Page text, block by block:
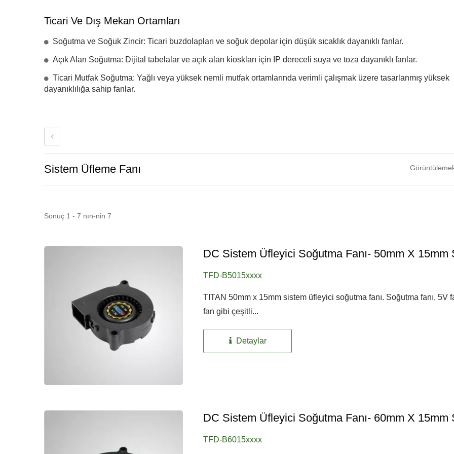
Ticari Ve Dış Mekan Ortamları
Soğutma ve Soğuk Zincir: Ticari buzdolapları ve soğuk depolar için düşük sıcaklık dayanıklı fanlar.
Açık Alan Soğutma: Dijital tabelalar ve açık alan kioskları için IP dereceli suya ve toza dayanıklı fanlar.
Ticari Mutfak Soğutma: Yağlı veya yüksek nemli mutfak ortamlarında verimli çalışmak üzere tasarlanmış yüksek
dayanıklılığa sahip fanlar.
Sistem Üfleme Fanı
Sonuç 1 - 7 nın-nin 7
DC Sistem Üfleyici Soğutma Fanı- 50mm X 15mm
TFD-B5015xxxx
TITAN 50mm x 15mm sistem üfleyici soğutma fanı. Soğutma fanı, 5V
fan gibi çeşitli...
Detaylar
DC Sistem Üfleyici Soğutma Fanı- 60mm X 15mm
TFD-B6015xxxx